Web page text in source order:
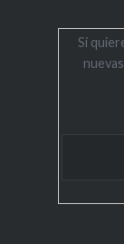
Si